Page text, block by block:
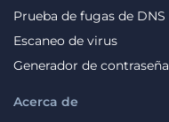
Acerca de
Prueba de fugas de DNS
Escaneo de virus
Generador de